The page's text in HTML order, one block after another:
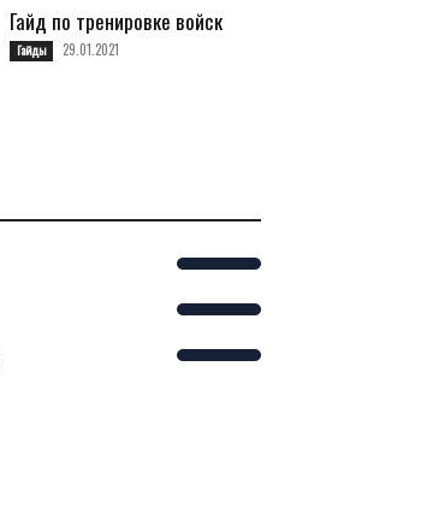
Гайд по тренировке войск
Гайды 29.01.2021